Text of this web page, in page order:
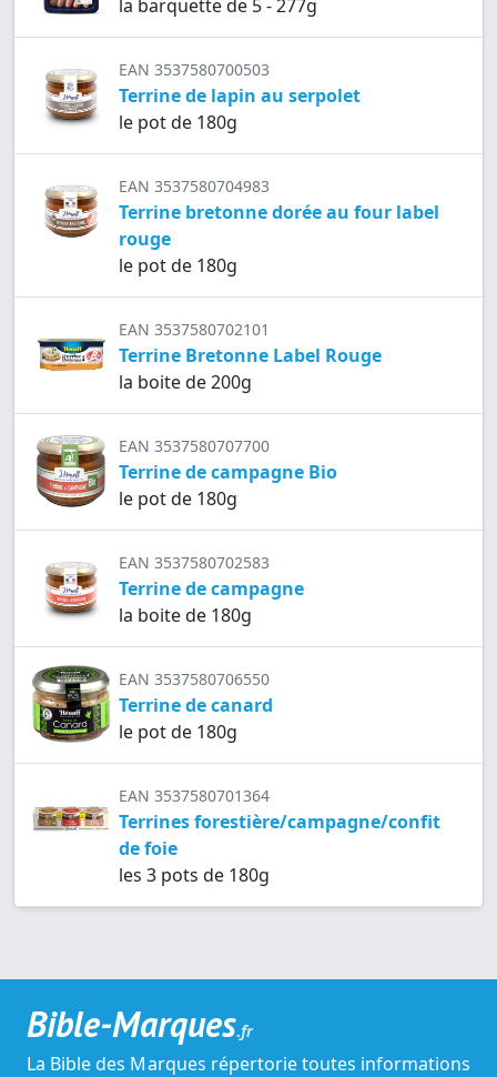
la barquette de 5 - 277g
EAN 3537580700503
Terrine de lapin au serpolet
le pot de 180g
EAN 3537580704983
Terrine bretonne dorée au four label
rouge
le pot de 180g
EAN 3537580702101
Terrine Bretonne Label Rouge
la boite de 200g
EAN 3537580707700
Terrine de campagne Bio
le pot de 180g
EAN 3537580702583
Terrine de campagne
la boite de 180g
EAN 3537580706550
Terrine de canard
le pot de 180g
EAN 3537580701364
Terrines forestière/campagne/confit
de foie
les 3 pots de 180g
Bible-Marques.fr
La Bible des Marques répertorie toutes informations